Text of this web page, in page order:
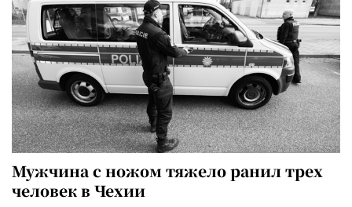
Мужчина с ножом тяжело ранил трех
человек в Чехии